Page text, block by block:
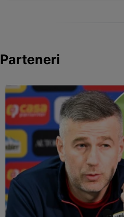
Parteneri